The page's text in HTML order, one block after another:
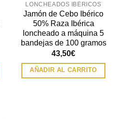
LONCHEADOS IBÉRICOS
Jamón de Cebo Ibérico
50% Raza Ibérica
loncheado a máquina 5
bandejas de 100 gramos
43,50€
AÑADIR AL CARRITO